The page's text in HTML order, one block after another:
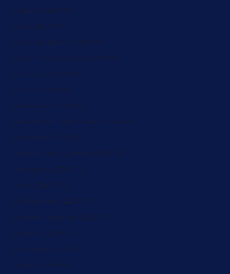
Nigeria (ZAR R)
Niue (ZAR R)
Norfolk Island (ZAR R)
North Macedonia (ZAR R)
Norway (ZAR R)
Oman (ZAR R)
Pakistan (ZAR R)
Palestinian Territories (ZAR R)
Panama (ZAR R)
Papua New Guinea (ZAR R)
Paraguay (ZAR R)
Peru (ZAR R)
Philippines (ZAR R)
Pitcairn Islands (ZAR R)
Poland (ZAR R)
Portugal (ZAR R)
Qatar (ZAR R)